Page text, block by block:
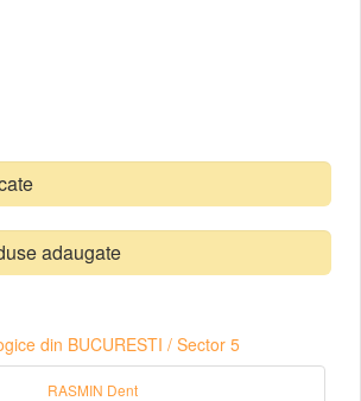
adaugate
din BUCURESTI / Sector 5
RASMIN Dent